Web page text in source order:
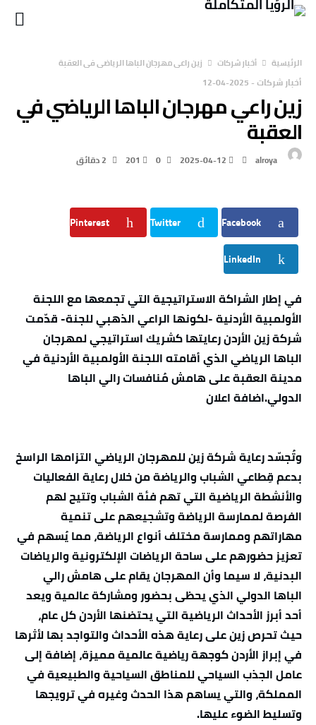
‫الرئيسية‬ أخبار شركات زين راعي مهرجان الباها الرياضي في العقبة
أخبار شركات -
2025-04-12
زين راعي مهرجان الباها الرياضي في
العقبة
alroya
2025-04-12
201 2 ‫دقائق‬
Facebook
Twitter
Pinterest
LinkedIn
في إطار الشراكة الاستراتيجية التي تجمعها مع اللجنة
الأولمبية الأردنية -لكونها الراعي الذهبي للجنة- قدّمت
شركة زين الأردن رعايتها كشريك استراتيجي لمهرجان
الباها الرياضي الذي أقامته اللجنة الأولمبية الأردنية في
مدينة العقبة على هامش مُنافسات رالي الباها
الدولي.اضافة اعلان
وتُجسّد رعاية شركة زين للمهرجان الرياضي التزامها الراسخ
بدعم قِطاعي الشباب والرياضة من خلال رعاية الفعاليات
والأنشطة الرياضية التي تهم فئة الشباب وتتيح لهم
الفرصة لممارسة الرياضة وتشجيعهم على تنمية
مهاراتهم وممارسة مختلف أنواع الرياضة، مما يُسهم في
تعزيز حضورهم على ساحة الرياضات الإلكترونية والرياضات
البدنية، لا سيما وأن المهرجان يقام على هامش رالي
الباها الدولي الذي يحظى بحضور ومشاركة عالمية ويعد
أحد أبرز الأحداث الرياضية التي يحتضنها الأردن كل عام،
حيث تحرص زين على رعاية هذه الأحداث والتواجد بها لأثرها
في إبراز الأردن كوجهة رياضية عالمية مميزة، إضافة إلى
عامل الجذب السياحي للمناطق السياحية والطبيعية في
المملكة، والتي يساهم هذا الحدث وغيره في ترويجها
وتسليط الضوء عليها.